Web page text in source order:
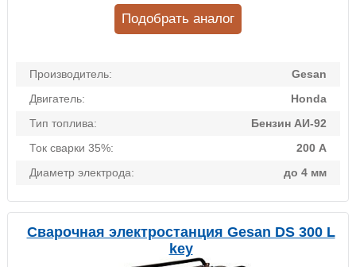
Производитель:
Gesan
Двигатель:
Honda
Тип топлива:
Бензин АИ-92
Ток сварки 35%:
200 А
Диаметр электрода:
до 4 мм
Подобрать аналог
Сварочная электростанция Gesan DS 300 L
key